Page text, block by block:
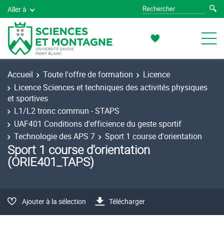
Aller à
Accueil Toute l'offre de formation
Licence
Licence Sciences et techniques des activités physiques
et sportives
L1/L2 tronc commun - STAPS
UAF401 Conditions d'efficience du geste sportif
Technologie des APS 7
Sport 1 course d'orientation
Sport 1 course d'orientation
(ORIE401_TAPS)
Ajouter à la sélection Télécharger